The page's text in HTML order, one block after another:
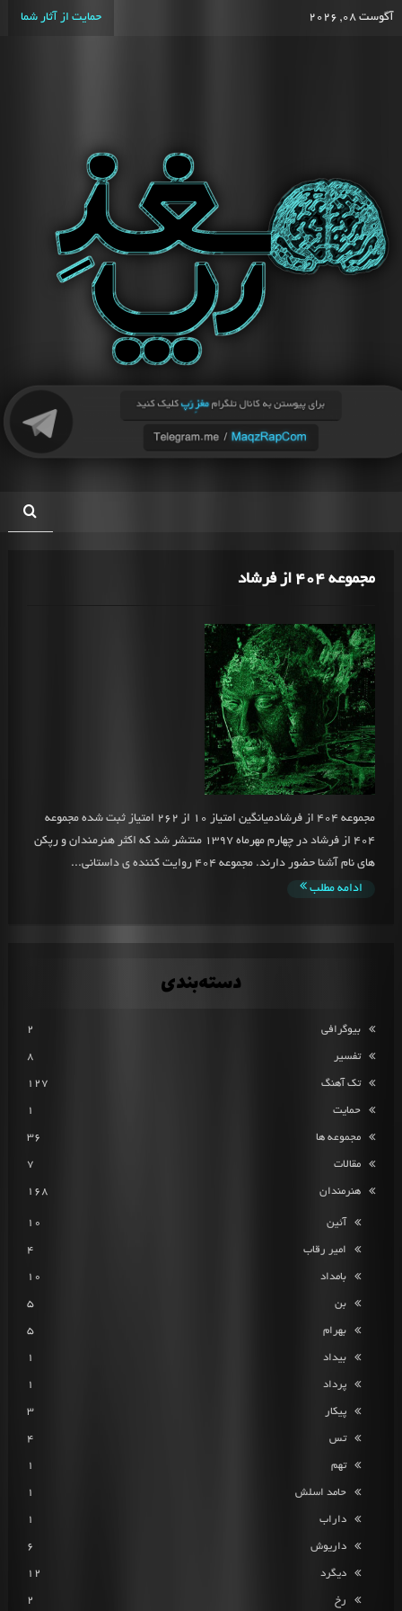
آگوست 08, 2026 حمایت از آثار شما
مجموعه 404 از فرشاد
مجموعه 404 از فرشادمیانگین امتیاز 10 از 262 امتیاز ثبت شده مجموعه
404 از فرشاد در چهارم مهرماه 1397 منتشر شد که اکثر هنرمندان و رپکن
های نام آشنا حضور دارند. مجموعه 404 روایت کننده ی داستانی...
ادامه مطلب
دسته‌بندی
بیوگرافی 2
تفسیر 8
تک آهنگ 127
حمایت 1
مجموعه ها 36
مقالات 7
هنرمندان 168
آئین 10
امیر رقاب 4
بامداد 10
بن 5
بهرام 5
بیداد 1
پرداد 1
پیکار 3
تس 4
تهم 1
حامد اسلش 1
داراب 1
داریوش 6
دیگرد 12
رخ 2